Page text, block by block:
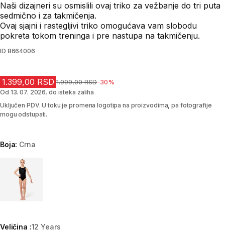
Naši dizajneri su osmislili ovaj triko za vežbanje do tri puta
sedmično i za takmičenja.
Ovaj sjajni i rastegljivi triko omogućava vam slobodu
pokreta tokom treninga i pre nastupa na takmičenju.
ID 8664006
1.399,00 RSD Cena pre sniženja
1.999,00 RSD-30%
Od 13. 07. 2026. do isteka zaliha
Uključen PDV. U toku je promena logotipa na proizvodima, pa fotografije
mogu odstupati.
Boja: Crna
Choose a variant
Veličina :12 Years